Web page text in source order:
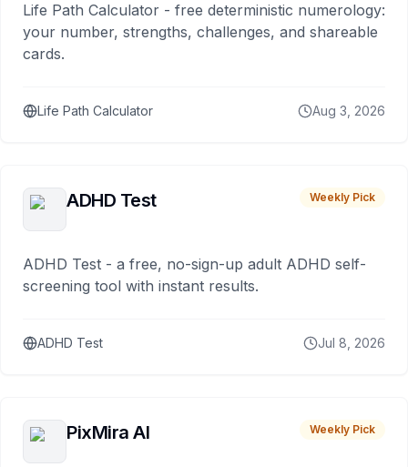
Life Path Calculator - free deterministic numerology:
your number, strengths, challenges, and shareable
cards.
Life Path Calculator Aug 3, 2026
ADHD Test Weekly Pick
ADHD Test - a free, no-sign-up adult ADHD self-
screening tool with instant results.
ADHD Test Jul 8, 2026
PixMira AI Weekly Pick